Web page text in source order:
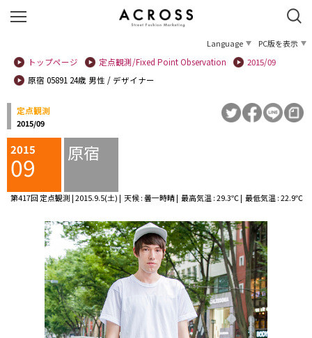
Language
PC版を表示
トップページ
定点観測/Fixed Point Observation
2015/09
原宿 05891 24歳 男性 / デザイナー
定点観測
2015/09
2015
09 原宿
第417回 定点観測 | 2015.9.5(土) | 天候 : 曇一時晴 | 最高気温 : 29.3℃ | 最低気温 : 22.9℃